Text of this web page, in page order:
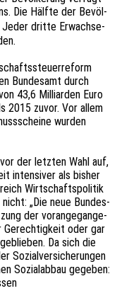
Die Hälfte der Bevöl­
dritte Erwach­se­
Bundes­amt durch
43,6 Milli­ar­den Euro
2015 zuvor. Vor allem
wurden
der letz­ten Wahl auf,
inten­si­ver als bisher
Wirt­schafts­po­li­tik
„Die neue Bundes­
der voran­ge­gan­ge­
Gerech­tig­keit oder gar
Da sich die
Sozi­al­ver­si­che­run­gen
Sozi­al­ab­bau gege­ben: